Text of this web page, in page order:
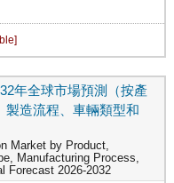
年全球市場預測（按產
製造流程、車輛類型和
Market by Product,
Manufacturing Process,
Forecast 2026-2032